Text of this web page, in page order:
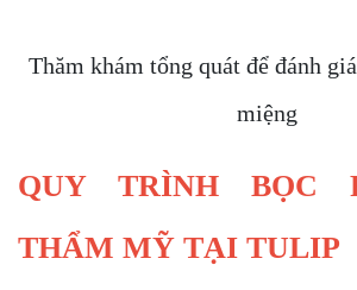
Thăm khám tổng quát để đánh
miệng
QUY TRÌNH BỌC
THẨM MỸ TẠI TULIP